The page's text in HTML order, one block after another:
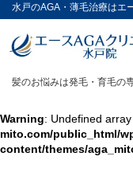
水戸のAGA・薄毛治療はエ
髪のお悩みは発毛・育毛の
Warning: Undefined
mito.com/public_html/
content/themes/